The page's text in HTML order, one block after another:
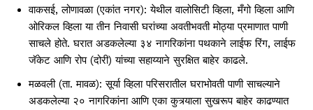
वाकसई, लोणावळा (एकांत नगर): येथील वालोसिटी व्हिला, मँगो व्हिला आणि
ओरिकल व्हिला या तीन निवासी घरांच्या अवतीभवती मोठ्या प्रमाणात पाणी
साचले होते. घरात अडकलेल्या ३४ नागरिकांना पथकाने लाईफ रिंग, लाईफ
जॅकेट आणि रोप (दोरी) यांच्या सहाय्याने सुरक्षित बाहेर काढले.
मळवली (ता. मावळ): सूर्या व्हिला परिसरातील घराभोवती पाणी साचल्याने
अडकलेल्या २० नागरिकांना आणि एका कुत्र्याला सुखरूप बाहेर काढण्यात